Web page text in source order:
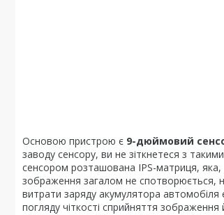
Основою пристрою є 9-дюймовий
заводу сенсору, ви не зіткнетеся з
сенсором розташована IPS-матриця, яка,
зображення загалом не спотворюється,
витрати заряду акумулятора
погляду чіткості сприйняття зображення